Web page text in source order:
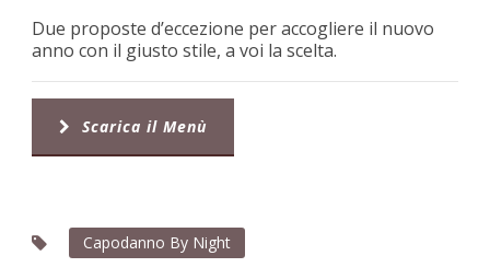
Due proposte d’eccezione per accogliere il nuovo
anno con il giusto stile, a voi la scelta.
Scarica il Menù
Capodanno By Night